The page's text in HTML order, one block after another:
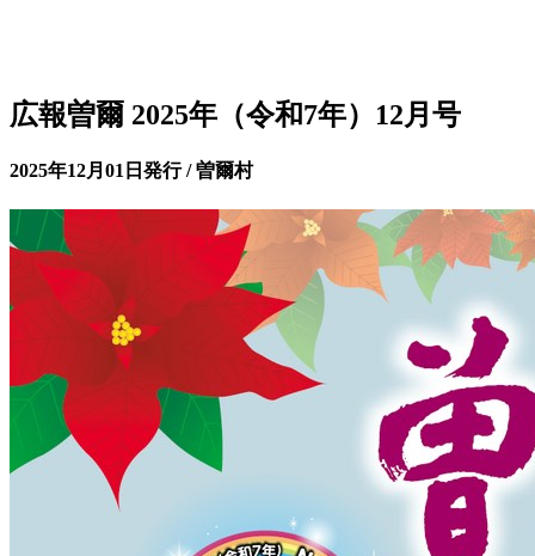
広報曽爾 2025年（令和7年）12月号
2025年12月01日発行 / 曽爾村